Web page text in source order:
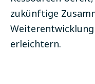
zukünftige
Weiterentwicklung
erleichtern.